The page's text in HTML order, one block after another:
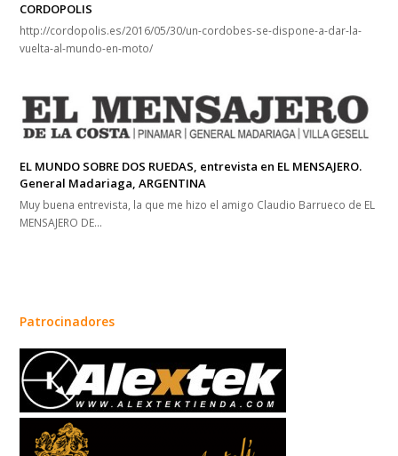
CORDOPOLIS
http://cordopolis.es/2016/05/30/un-cordobes-se-dispone-a-dar-la-
vuelta-al-mundo-en-moto/
EL MUNDO SOBRE DOS RUEDAS, entrevista en EL MENSAJERO.
General Madariaga, ARGENTINA
Muy buena entrevista, la que me hizo el amigo Claudio Barrueco de EL
MENSAJERO DE…
Patrocinadores